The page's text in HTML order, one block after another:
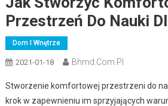
Przestrzeń Do Nauki
Dom I Wnętrze
2021-01-18 Bhmd.com.pl
Stworzenie komfortowej przestrzeni do
krok w zapewnieniu im sprzyjających